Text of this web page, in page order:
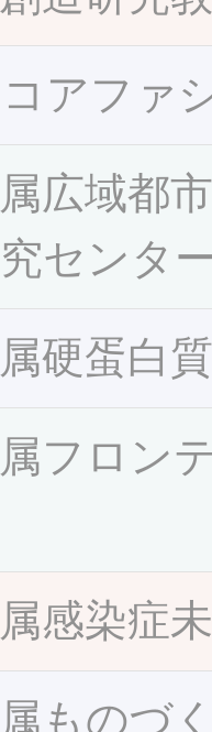
アファ
広域都
センタ
硬蛋白
フロン
感染症
ものづ